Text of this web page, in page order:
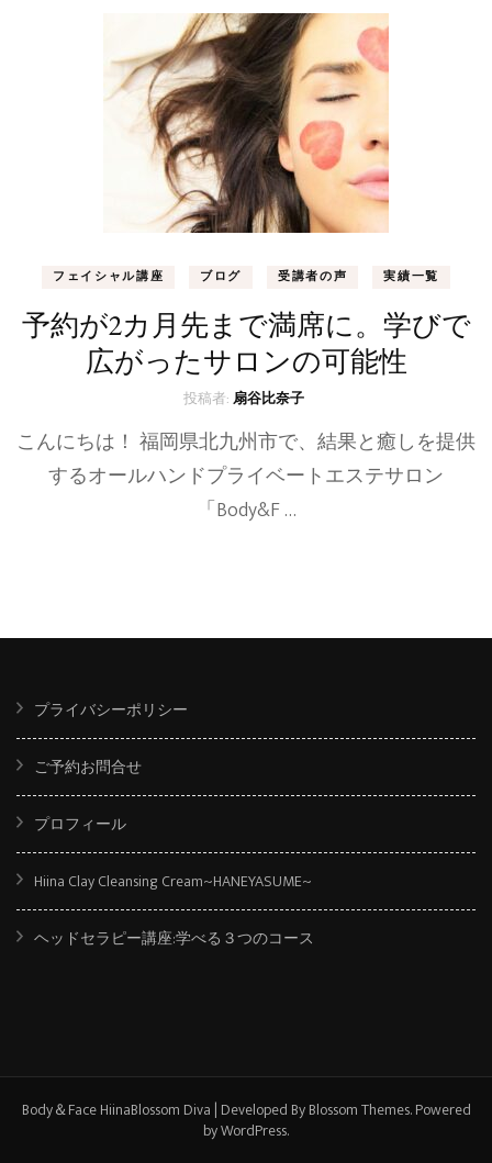
フェイシャル講座 ブログ 受講者の声 実績一覧
予約が2カ月先まで満席に。学びで
広がったサロンの可能性
投稿者:扇谷比奈子
こんにちは！ 福岡県北九州市で、結果と癒しを提供
するオールハンドプライベートエステサロン
「Body&F …
プライバシーポリシー
ご予約お問合せ
プロフィール
Hiina Clay Cleansing Cream~HANEYASUME~
ヘッドセラピー講座:学べる３つのコース
Body＆Face HiinaBlossom Diva | Developed ByBlossom Themes. Powered
byWordPress.